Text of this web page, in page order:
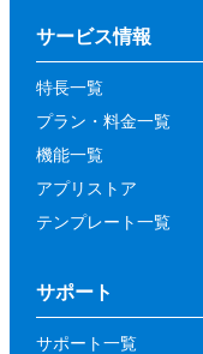
サービス情報
特長一覧
プラン・料金一覧
機能一覧
アプリストア
テンプレート一覧
サポート
サポート一覧